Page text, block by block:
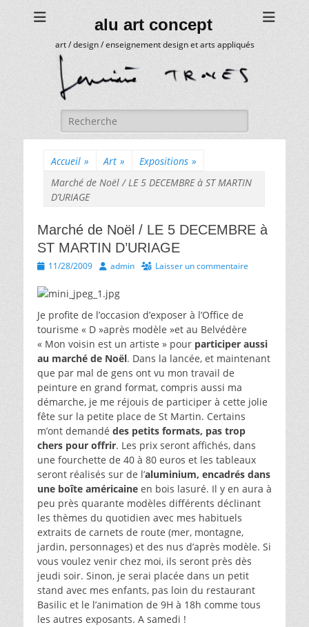
alu art concept
art / design / enseignement design et arts appliqués
Rechercher :
Accueil » Art » Expositions »
Marché de Noël / LE 5 DECEMBRE à ST MARTIN
D’URIAGE
Marché de Noël / LE 5 DECEMBRE à
ST MARTIN D’URIAGE
Posted11/28/2009 Author
admin Laisser un commentaire
Je profite de l’occasion d’exposer à l’Office de
tourisme « D »après modèle »et au Belvédère
« Mon voisin est un artiste » pour participer aussi
au marché de Noël. Dans la lancée, et maintenant
que par mal de gens ont vu mon travail de
peinture en grand format, compris aussi ma
démarche, je me réjouis de participer à cette jolie
fête sur la petite place de St Martin. Certains
m’ont demandé des petits formats, pas trop
chers pour offrir. Les prix seront affichés, dans
une fourchette de 40 à 80 euros et les tableaux
seront réalisés sur de l’aluminium, encadrés dans
une boîte américaine en bois lasuré. Il y en aura à
peu près quarante modèles différents déclinant
les thèmes du quotidien avec mes habituels
extraits de carnets de route (mer, montagne,
jardin, personnages) et des nus d’après modèle. Si
vous voulez venir chez moi, ils seront près dès
jeudi soir. Sinon, je serai placée dans un petit
stand avec mes enfants, pas loin du restaurant
Basilic et le l’animation de 9H à 18h comme tous
les autres exposants. A samedi !